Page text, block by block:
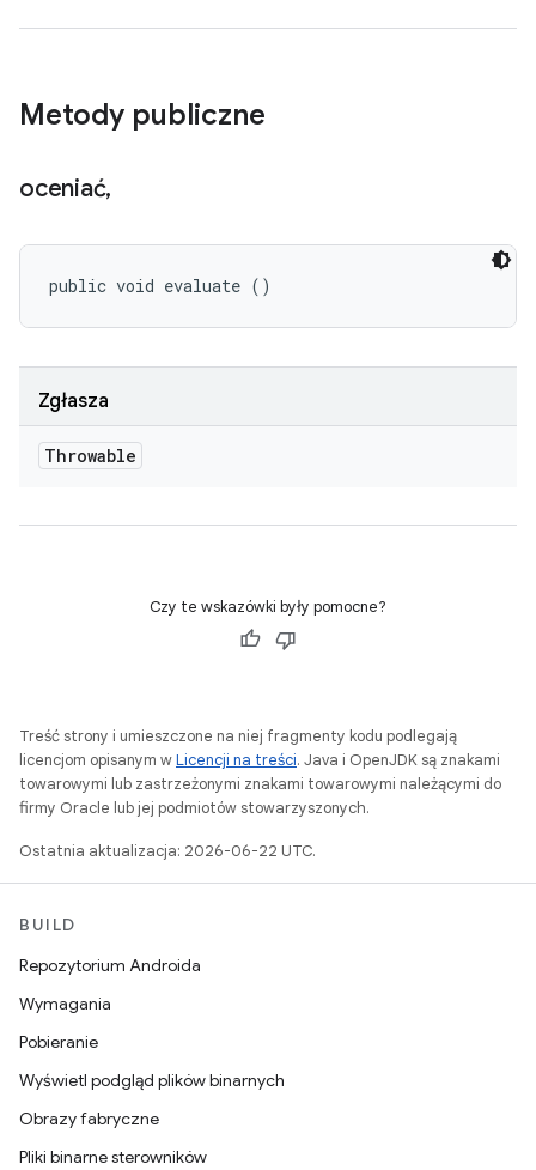
Metody publiczne
oceniać,
public void evaluate ()
Zgłasza
Throwable
Czy te wskazówki były pomocne?
Treść strony i umieszczone na niej fragmenty kodu podlegają
licencjom opisanym wLicencji na treści. Java i OpenJDK są znakami
towarowymi lub zastrzeżonymi znakami towarowymi należącymi do
firmy Oracle lub jej podmiotów stowarzyszonych.
Ostatnia aktualizacja: 2026-06-22 UTC.
BUILD
Repozytorium Androida
Wymagania
Pobieranie
Wyświetl podgląd plików binarnych
Obrazy fabryczne
Pliki binarne sterowników